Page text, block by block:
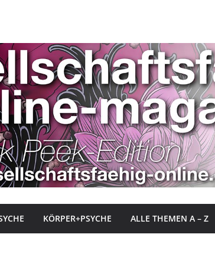
KÖRPER+PSYCHE ALLE THEMEN A – Z